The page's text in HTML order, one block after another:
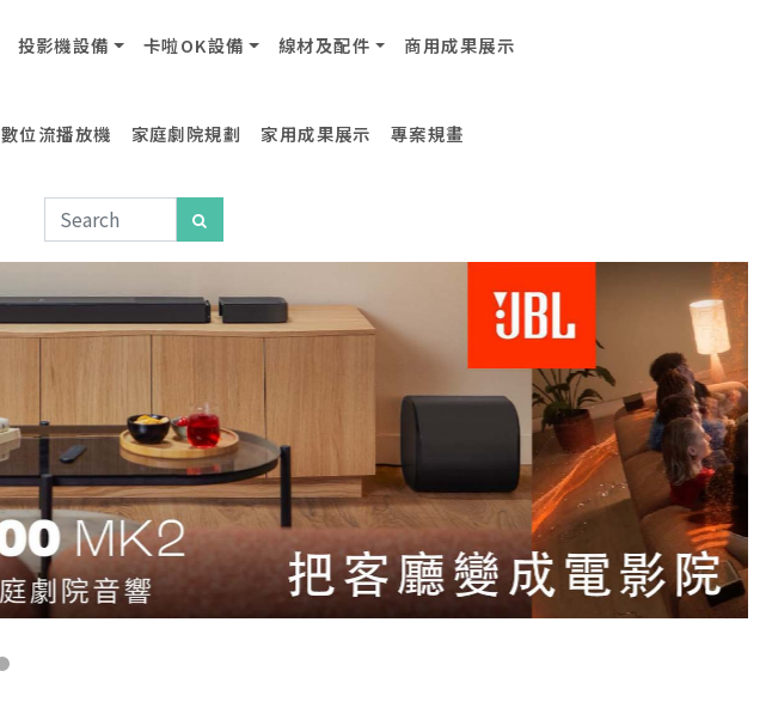
投影機設備 卡啦OK設備 線材及配件 商用成果展示
數位流播放機 家庭劇院規劃 家用成果展示 專案規畫